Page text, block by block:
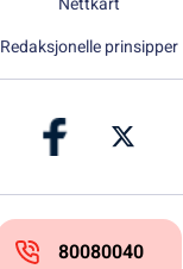
Redaksjonelle prinsipper
80080040